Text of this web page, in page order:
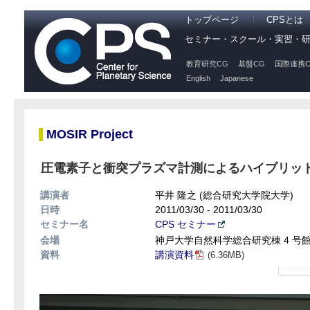
トップページ
CPSとは
セミナー・スクール・実習・
教育研究CG 基盤CG
国際連携
English
Japanese
MOSIR Project
圧電素子と衝突プラズマ計測によるハイブリ
講演者
平井 隆之 (総合研究大学院大学)
日時
2011/03/30 - 2011/03/30
セミナー名
CPS セミナー
会場
神戸大学自然科学総合研究棟 4 号
資料
講演資料 (6.36MB)